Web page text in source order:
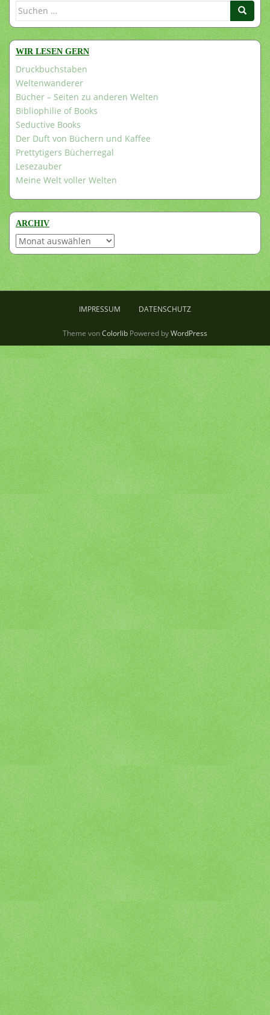
Suchen
WIR LESEN GERN
Druckbuchstaben
Weltenwanderer
Bücher – Seiten zu anderen Welten
Bibliophilie of Books
Seductive Books
Der Duft von Büchern und Kaffee
Prettytigers Bücherregal
Lesezauber
Meine Welt voller Welten
ARCHIV
Archiv
IMPRESSUM DATENSCHUTZ
Theme vonColorlib Powered byWordPress